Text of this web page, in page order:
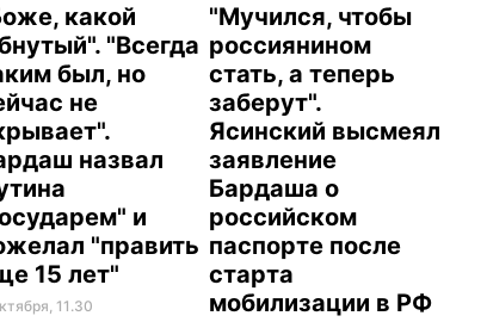
какой
"Всегда
был, но
не
назвал
и
"править
15 лет"
11.30
"Мучился, чтобы
россиянином
стать, а теперь
заберут".
Ясинский высмеял
заявление
Бардаша о
российском
паспорте после
старта
мобилизации в РФ